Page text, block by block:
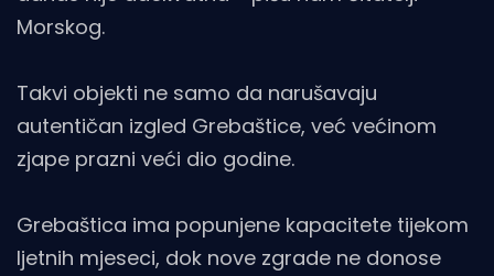
Morskog.
Takvi objekti ne samo da narušavaju
autentičan izgled Grebaštice, već većinom
zjape prazni veći dio godine.
Grebaštica ima popunjene kapacitete tijekom
ljetnih mjeseci, dok nove zgrade ne donose